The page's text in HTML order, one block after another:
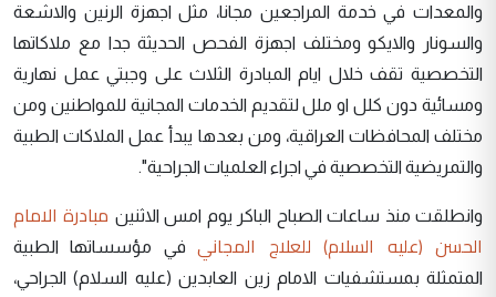
والمعدات في خدمة المراجعين مجانا، مثل اجهزة الرنين والاشعة
والسونار والايكو ومختلف اجهزة الفحص الحديثة جدا مع ملاكاتها
التخصصية تقف خلال ايام المبادرة الثلاث على وجبتي عمل نهارية
ومسائية دون كلل او ملل لتقديم الخدمات المجانية للمواطنين ومن
مختلف المحافظات العراقية، ومن بعدها يبدأ عمل الملاكات الطبية
والتمريضية التخصصية في اجراء العلميات الجراحية".
وانطلقت منذ ساعات الصباح الباكر يوم امس الاثنين مبادرة الامام
الحسن (عليه السلام) للعلاج المجاني في مؤسساتها الطبية
المتمثلة بمستشفيات الامام زين العابدين (عليه السلام) الجراحي،